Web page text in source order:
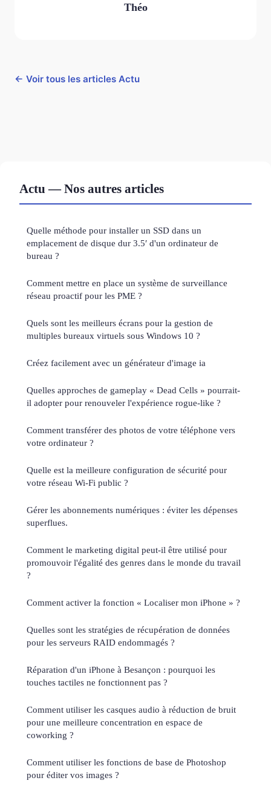
Théo
← Voir tous les articles Actu
Actu — Nos autres articles
Quelle méthode pour installer un SSD dans un
emplacement de disque dur 3.5′ d'un ordinateur de
bureau ?
Comment mettre en place un système de surveillance
réseau proactif pour les PME ?
Quels sont les meilleurs écrans pour la gestion de
multiples bureaux virtuels sous Windows 10 ?
Créez facilement avec un générateur d'image ia
Quelles approches de gameplay « Dead Cells » pourrait-
il adopter pour renouveler l'expérience rogue-like ?
Comment transférer des photos de votre téléphone vers
votre ordinateur ?
Quelle est la meilleure configuration de sécurité pour
votre réseau Wi-Fi public ?
Gérer les abonnements numériques : éviter les dépenses
superflues.
Comment le marketing digital peut-il être utilisé pour
promouvoir l'égalité des genres dans le monde du travail
?
Comment activer la fonction « Localiser mon iPhone » ?
Quelles sont les stratégies de récupération de données
pour les serveurs RAID endommagés ?
Réparation d'un iPhone à Besançon : pourquoi les
touches tactiles ne fonctionnent pas ?
Comment utiliser les casques audio à réduction de bruit
pour une meilleure concentration en espace de
coworking ?
Comment utiliser les fonctions de base de Photoshop
pour éditer vos images ?